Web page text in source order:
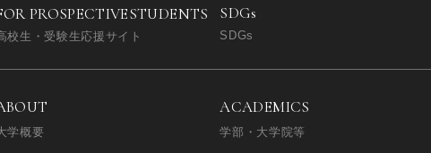
PROSPECTIVESTUDENTS
校生・受験生応援サイト
SDGs
SDGs
学概要
ACADEMICS
学部・大学院等